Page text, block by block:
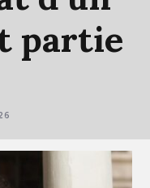
partie